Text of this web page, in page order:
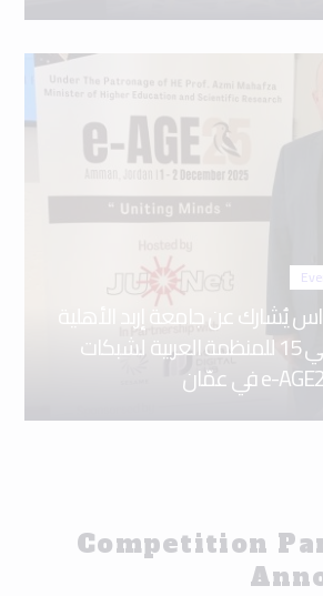
يُشارك عن جامعة إربد الأهلية
في المؤتمر الدولي 15 للمنظمة العربية لشبكات
Competition